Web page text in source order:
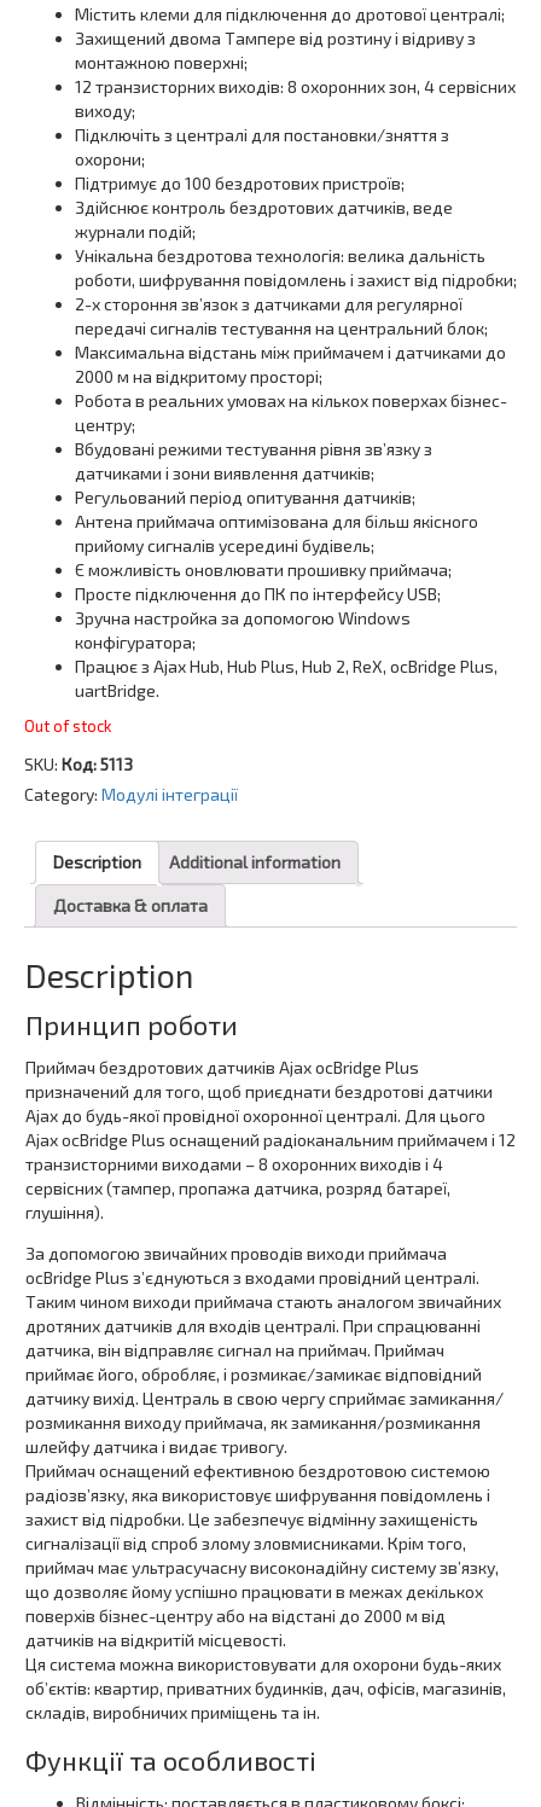
Містить клеми для підключення до дротової централі;
Захищений двома Тампере від розтину і відриву з
монтажною поверхні;
12 транзисторних виходів: 8 охоронних зон, 4 сервісних
виходу;
Підключіть з централі для постановки/зняття з
охорони;
Підтримує до 100 бездротових пристроїв;
Здійснює контроль бездротових датчиків, веде
журнали подій;
Унікальна бездротова технологія: велика дальність
роботи, шифрування повідомлень і захист від підробки;
2-х стороння зв’язок з датчиками для регулярної
передачі сигналів тестування на центральний блок;
Максимальна відстань між приймачем і датчиками до
2000 м на відкритому просторі;
Робота в реальних умовах на кількох поверхах бізнес-
центру;
Вбудовані режими тестування рівня зв’язку з
датчиками і зони виявлення датчиків;
Регульований період опитування датчиків;
Антена приймача оптимізована для більш якісного
прийому сигналів усередині будівель;
Є можливість оновлювати прошивку приймача;
Просте підключення до ПК по інтерфейсу USB;
Зручна настройка за допомогою Windows
конфігуратора;
Працює з Ajax Hub, Hub Plus, Hub 2, ReX, ocBridge Plus,
uartBridge.
Out of stock
SKU: Код: 5113
Category: Модулі інтеграції
Description Additional information
Доставка & оплата
Description
Принцип роботи
Приймач бездротових датчиків Ajax ocBridge Plus
призначений для того, щоб приєднати бездротові датчики
Ajax до будь-якої провідної охоронної централі. Для цього
Ajax ocBridge Plus оснащений радіоканальним приймачем і 12
транзисторними виходами – 8 охоронних виходів і 4
сервісних (тампер, пропажа датчика, розряд батареї,
глушіння).
За допомогою звичайних проводів виходи приймача
ocBridge Plus з’єднуються з входами провідний централі.
Таким чином виходи приймача стають аналогом звичайних
дротяних датчиків для входів централі. При спрацюванні
датчика, він відправляє сигнал на приймач. Приймач
приймає його, обробляє, і розмикає/замикає відповідний
датчику вихід. Централь в свою чергу сприймає замикання/
розмикання виходу приймача, як замикання/розмикання
шлейфу датчика і видає тривогу.
Приймач оснащений ефективною бездротовою системою
радіозв’язку, яка використовує шифрування повідомлень і
захист від підробки. Це забезпечує відмінну захищеність
сигналізації від спроб злому зловмисниками. Крім того,
приймач має ультрасучасну високонадійну систему зв’язку,
що дозволяє йому успішно працювати в межах декількох
поверхів бізнес-центру або на відстані до 2000 м від
датчиків на відкритій місцевості.
Ця система можна використовувати для охорони будь-яких
об’єктів: квартир, приватних будинків, дач, офісів, магазинів,
складів, виробничих приміщень та ін.
Функції та особливості